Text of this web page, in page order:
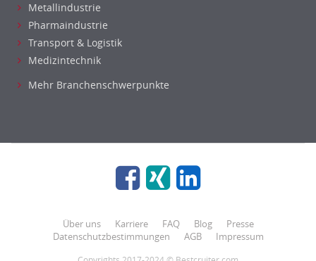
Metallindustrie
Pharmaindustrie
Transport & Logistik
Medizintechnik
Mehr Branchenschwerpunkte
Über uns Karriere FAQ Blog
Presse
Datenschutzbestimmungen
AGB Impressum